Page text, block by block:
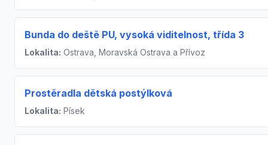
Bunda do deště PU, vysoká viditelnost, třída 3
Lokalita: Ostrava, Moravská Ostrava a Přívoz
Prostěradla dětská postýlková
Lokalita: Písek